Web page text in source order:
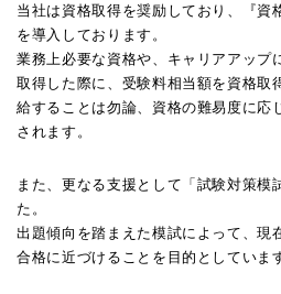
当社は資格取得を奨励しており、『資
を導入しております。
業務上必要な資格や、キャリアアップ
取得した際に、受験料相当額を資格取
給することは勿論、資格の難易度に応
されます。
また、更なる支援として「試験対策模
た。
出題傾向を踏まえた模試によって、現
合格に近づけることを目的としていま